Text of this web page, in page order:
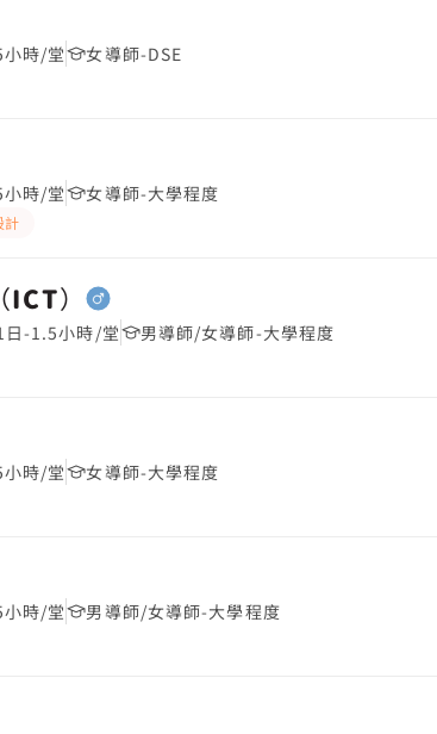
時/堂 女導師-DSE
時/堂 女導師-大學程度
計
ICT）
日-1.5小時/堂 男導師/女導師-大學程度
時/堂 女導師-大學程度
時/堂 男導師/女導師-大學程度